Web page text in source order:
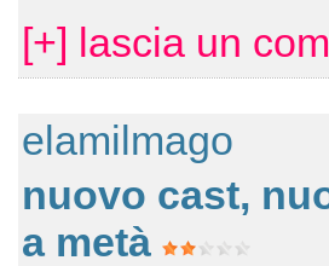
[+] lascia un
elamilmago
nuovo cast,
a metà